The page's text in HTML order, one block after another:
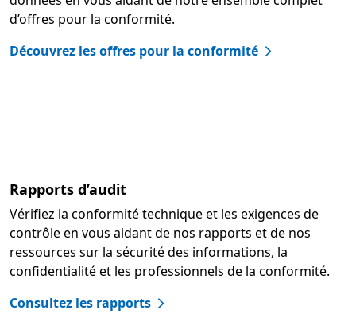
d’offres pour la conformité.
Découvrez les offres pour la conformité
Rapports d’audit
Vérifiez la conformité technique et les exigences de
contrôle en vous aidant de nos rapports et de nos
ressources sur la sécurité des informations, la
confidentialité et les professionnels de la conformité.
Consultez les rapports